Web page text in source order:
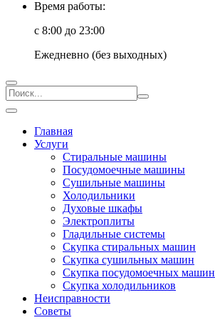
Время работы:
с 8:00 до 23:00
Ежедневно (без выходных)
Главная
Услуги
Стиральные машины
Посудомоечные машины
Сушильные машины
Холодильники
Духовые шкафы
Электроплиты
Гладильные системы
Скупка стиральных машин
Скупка сушильных машин
Скупка посудомоечных машин
Скупка холодильников
Неисправности
Советы